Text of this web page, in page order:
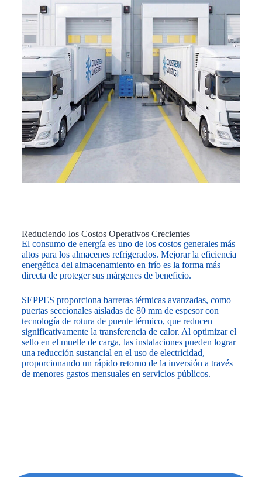
Reduciendo los Costos Operativos Crecientes
El consumo de energía es uno de los costos generales más
altos para los almacenes refrigerados. Mejorar la eficiencia
energética del almacenamiento en frío es la forma más
directa de proteger sus márgenes de beneficio.
SEPPES proporciona barreras térmicas avanzadas, como
puertas seccionales aisladas de 80 mm de espesor con
tecnología de rotura de puente térmico, que reducen
significativamente la transferencia de calor. Al optimizar el
sello en el muelle de carga, las instalaciones pueden lograr
una reducción sustancial en el uso de electricidad,
proporcionando un rápido retorno de la inversión a través
de menores gastos mensuales en servicios públicos.